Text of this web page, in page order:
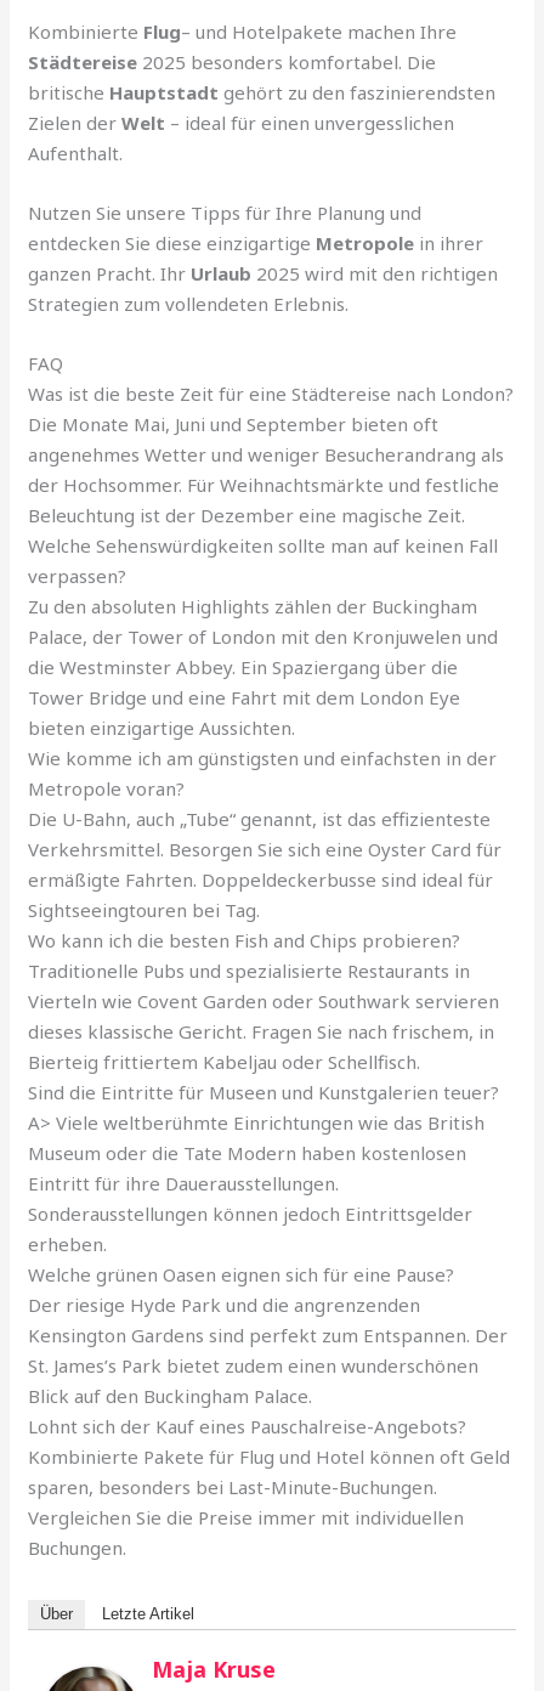
Kombinierte Flug– und Hotelpakete machen Ihre
Städtereise 2025 besonders komfortabel. Die
britische Hauptstadt gehört zu den faszinierendsten
Zielen derWelt – ideal für einen unvergesslichen
Aufenthalt.
Nutzen Sie unsere Tipps für Ihre Planung und
entdecken Sie diese einzigartige Metropole in ihrer
ganzen Pracht. Ihr Urlaub 2025 wird mit den richtigen
Strategien zum vollendeten Erlebnis.
FAQ
Was ist die beste Zeit für eine Städtereise nach London?
Die Monate Mai, Juni und September bieten oft
angenehmes Wetter und weniger Besucherandrang als
der Hochsommer. Für Weihnachtsmärkte und festliche
Beleuchtung ist der Dezember eine magische Zeit.
Welche Sehenswürdigkeiten sollte man auf keinen Fall
verpassen?
Zu den absoluten Highlights zählen der Buckingham
Palace, der Tower of London mit den Kronjuwelen und
die Westminster Abbey. Ein Spaziergang über die
Tower Bridge und eine Fahrt mit dem London Eye
bieten einzigartige Aussichten.
Wie komme ich am günstigsten und einfachsten in der
Metropole voran?
Die U-Bahn, auch „Tube“ genannt, ist das effizienteste
Verkehrsmittel. Besorgen Sie sich eine Oyster Card für
ermäßigte Fahrten. Doppeldeckerbusse sind ideal für
Sightseeingtouren bei Tag.
Wo kann ich die besten Fish and Chips probieren?
Traditionelle Pubs und spezialisierte Restaurants in
Vierteln wie Covent Garden oder Southwark servieren
dieses klassische Gericht. Fragen Sie nach frischem, in
Bierteig frittiertem Kabeljau oder Schellfisch.
Sind die Eintritte für Museen und Kunstgalerien teuer?
A> Viele weltberühmte Einrichtungen wie das British
Museum oder die Tate Modern haben kostenlosen
Eintritt für ihre Dauerausstellungen.
Sonderausstellungen können jedoch Eintrittsgelder
erheben.
Welche grünen Oasen eignen sich für eine Pause?
Der riesige Hyde Park und die angrenzenden
Kensington Gardens sind perfekt zum Entspannen. Der
St. James’s Park bietet zudem einen wunderschönen
Blick auf den Buckingham Palace.
Lohnt sich der Kauf eines Pauschalreise-Angebots?
Kombinierte Pakete für Flug und Hotel können oft Geld
sparen, besonders bei Last-Minute-Buchungen.
Vergleichen Sie die Preise immer mit individuellen
Buchungen.
Über Letzte Artikel
Maja Kruse